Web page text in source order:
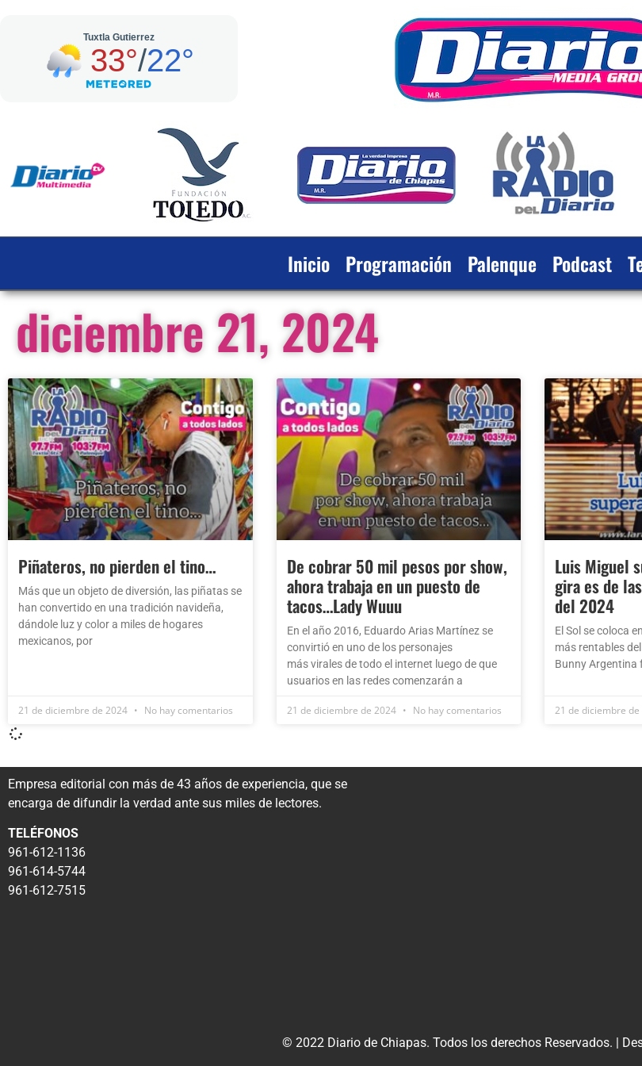
Inicio Programación Palenque Podcast
diciembre 21, 2024
Piñateros, no pierden el tino…
Más que un objeto de diversión, las piñatas se
han convertido en una tradición navideña,
dándole luz y color a miles de hogares
mexicanos, por
21 de diciembre de 2024 No hay comentarios
De cobrar 50 mil pesos por show,
ahora trabaja en un puesto de
tacos…Lady Wuuu
En el año 2016, Eduardo Arias Martínez se
convirtió en uno de los personajes
más virales de todo el internet luego de que
usuarios en las redes comenzarán a
21 de diciembre de 2024 No hay comentarios
Luis Miguel
gira es de
del 2024
El Sol se coloca
más rentables
Bunny Argentina
21 de diciembre de
Empresa editorial con más de 43 años de experiencia, que se
encarga de difundir la verdad ante sus miles de lectores.
TELÉFONOS
961-612-1136
961-614-5744
961-612-7515
© 2022 Diario de Chiapas. Todos los derechos Reservados. |